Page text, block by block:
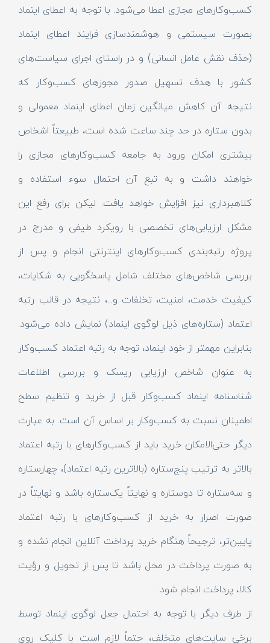
کسب‌وکارهای مجازی اعطا می‌شود. با توجه به اعطای اینماد
بصورت سیستمی و هوشمندسازی فرایند اعطای اینماد
(حذف نقش عامل انسانی) و در راستای اجرای سیاست‌های
کشور با هدف تسهیل صدور مجوزهای کسب‌وکار که
نتیجه آن کاهش میانگین زمان اعطای اینماد معمولی و
بدون ستاره در حد چند ساعت شده است، طبیعتاً اشخاص
بیشتری امکان ورود به جامعه کسب‌وکارهای مجازی را
خواهند داشت و به تبع آن احتمال سوء استفاده و
کلاهبرداری نیز افزایش خواهد یافت. لیکن برای رفع این
مشکل ارزیابی‌های تخصصی با رویکرد طیفی و مدرج در
پروژه رتبه‌بندی کسب‌وکارهای اینترنتی انجام و پس از
بررسی شاخص‌های مختلف شامل پاسخگویی به شکایات،
کیفیت خدمت، امنیت، تخلفات و...، نتیجه در قالب رتبه
اعتماد (ستاره‌های ذیل لوگوی اینماد) نمایش داده می‌شود.
بنابراین مهمتر از خود اینماد، توجه به رتبه اعتماد کسب‌وکار
به عنوان شاخص ارزیابی ریسک و بررسی اطلاعات
شناسنامه اینماد کسب‌وکار قبل از خرید و تنظیم سطح
اطمینان نسبت به کسب‌وکار بر اساس آن است. به عبارت
دیگر حتی‌الامکان خرید باید از کسب‌وکارهای با رتبه اعتماد
بالاتر به ترتیب پنج‌ستاره (بالاترین رتبه اعتماد)، چهارستاره
و سه‌ستاره تا دوستاره و نهایتاً یک‌ستاره باشد و نهایتاً در
صورت اصرار به خرید از کسب‌وکارهای با رتبه اعتماد
پایین‌تر، ترجیحاً هنگام خرید پرداخت آنلاین انجام نشده و
به صورت پرداخت در محل باشد تا پس از تحویل و رؤیت
کالا، پرداخت انجام شود.
از طرف دیگر با توجه به احتمال جعل لوگوی اینماد توسط
برخی سایت‌های متخلف، حتماً لازم است با کلیک روی